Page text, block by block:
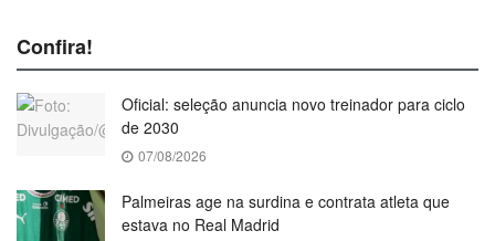
Confira!
Oficial: seleção anuncia novo treinador para ciclo
de 2030
07/08/2026
Palmeiras age na surdina e contrata atleta que
estava no Real Madrid